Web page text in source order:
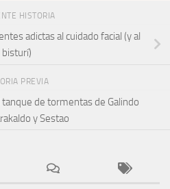
HISTORIA
adictas al cuidado facial (y al
bisturí)
PREVIA
de tormentas de Galindo
y Sestao